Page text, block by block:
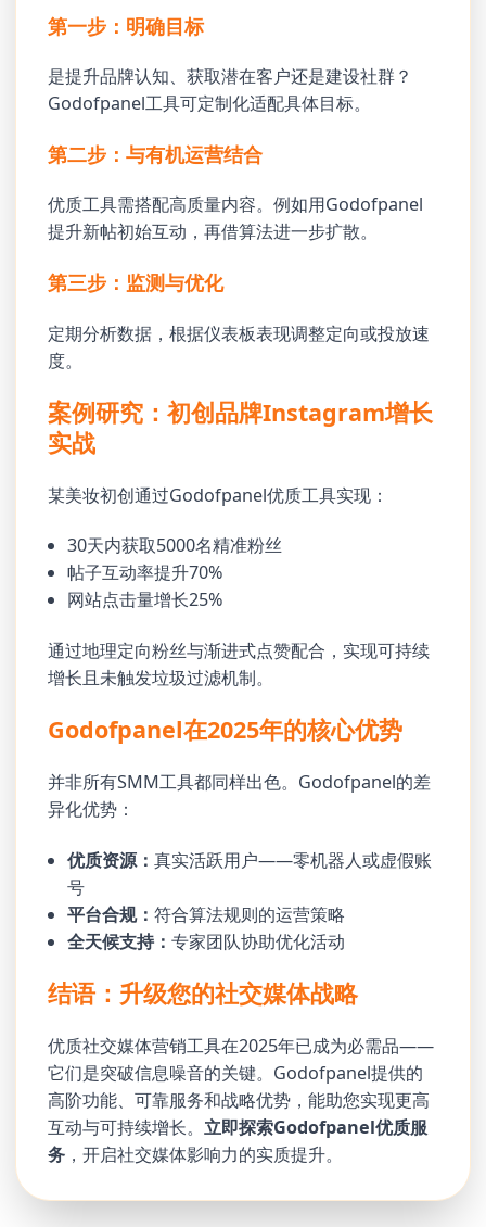
第一步：明确目标
是提升品牌认知、获取潜在客户还是建设社群？
Godofpanel工具可定制化适配具体目标。
第二步：与有机运营结合
优质工具需搭配高质量内容。例如用Godofpanel
提升新帖初始互动，再借算法进一步扩散。
第三步：监测与优化
定期分析数据，根据仪表板表现调整定向或投放速
度。
案例研究：初创品牌Instagram增长
实战
某美妆初创通过Godofpanel优质工具实现：
30天内获取5000名精准粉丝
帖子互动率提升70%
网站点击量增长25%
通过地理定向粉丝与渐进式点赞配合，实现可持续
增长且未触发垃圾过滤机制。
Godofpanel在2025年的核心优势
并非所有SMM工具都同样出色。Godofpanel的差
异化优势：
优质资源：真实活跃用户——零机器人或虚假账
号
平台合规：符合算法规则的运营策略
全天候支持：专家团队协助优化活动
结语：升级您的社交媒体战略
优质社交媒体营销工具在2025年已成为必需品——
它们是突破信息噪音的关键。Godofpanel提供的
高阶功能、可靠服务和战略优势，能助您实现更高
互动与可持续增长。立即探索Godofpanel优质服
务 ，开启社交媒体影响力的实质提升。